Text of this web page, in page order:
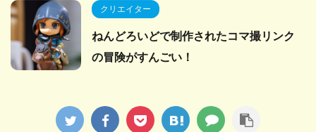
クリエイター
ねんどろいどで制作されたコマ撮リンク
の冒険がすんごい！